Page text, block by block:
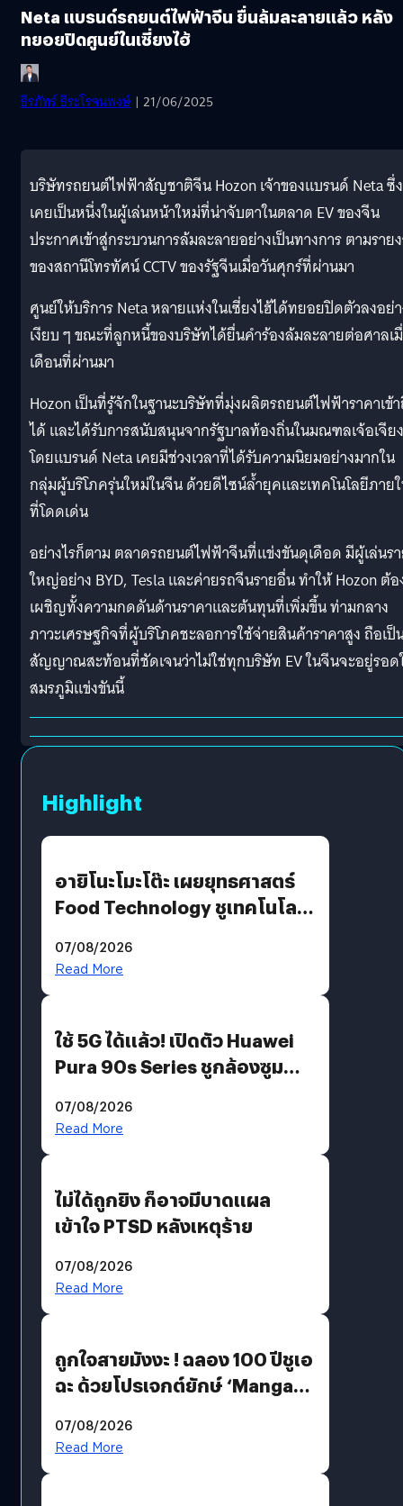
Neta แบรนด์รถยนต์ไฟฟ้าจีน ยื่นล้มละลายแล้ว หลัง
ทยอยปิดศูนย์ในเซี่ยงไฮ้
ธีรภัทร์ ธีระโรจนพงษ์ | 21/06/2025
บริษัทรถยนต์ไฟฟ้าสัญชาติจีน Hozon เจ้าของแบรนด์ Neta ซึ่ง
เคยเป็นหนึ่งในผู้เล่นหน้าใหม่ที่น่าจับตาในตลาด EV ของจีน
ประกาศเข้าสู่กระบวนการล้มละลายอย่างเป็นทางการ ตามราย
ของสถานีโทรทัศน์ CCTV ของรัฐจีนเมื่อวันศุกร์ที่ผ่านมา
ศูนย์ให้บริการ Neta หลายแห่งในเซี่ยงไฮ้ได้ทยอยปิดตัวลงอย่
เงียบ ๆ ขณะที่ลูกหนี้ของบริษัทได้ยื่นคำร้องล้มละลายต่อศาลเ
เดือนที่ผ่านมา
Hozon เป็นที่รู้จักในฐานะบริษัทที่มุ่งผลิตรถยนต์ไฟฟ้าราคาเข้
ได้ และได้รับการสนับสนุนจากรัฐบาลท้องถิ่นในมณฑลเจ้อเจียง
โดยแบรนด์ Neta เคยมีช่วงเวลาที่ได้รับความนิยมอย่างมากใน
กลุ่มผู้บริโภครุ่นใหม่ในจีน ด้วยดีไซน์ล้ำยุคและเทคโนโลยีภาย
ที่โดดเด่น
อย่างไรก็ตาม ตลาดรถยนต์ไฟฟ้าจีนที่แข่งขันดุเดือด มีผู้เล่นร
ใหญ่อย่าง BYD, Tesla และค่ายรถจีนรายอื่น ทำให้ Hozon ต้อ
เผชิญทั้งความกดดันด้านราคาและต้นทุนที่เพิ่มขึ้น ท่ามกลาง
ภาวะเศรษฐกิจที่ผู้บริโภคชะลอการใช้จ่ายสินค้าราคาสูง ถือเป็
สัญญาณสะท้อนที่ชัดเจนว่าไม่ใช่ทุกบริษัท EV ในจีนจะอยู่รอด
สมรภูมิแข่งขันนี้
Highlight
อายิโนะโมะโต๊ะ เผยยุทธศาสตร์
Food Technology ชูเทคโนโลยี
บริโภคและ B2B
07/08/2026
Read More
ใช้ 5G ได้แล้ว! เปิดตัว Huawei
Pura 90s Series ชูกล้องซูม
07/08/2026
Read More
ไม่ได้ถูกยิง ก็อาจมีบาดแผล
เข้าใจ PTSD หลังเหตุร้าย
07/08/2026
Read More
ถูกใจสายมังงะ ! ฉลอง 100 ปีชูเอ
ฉะ ด้วยโปรเจกต์ยักษ์ ‘Manga
มีภาษาไทยด้วย
07/08/2026
Read More